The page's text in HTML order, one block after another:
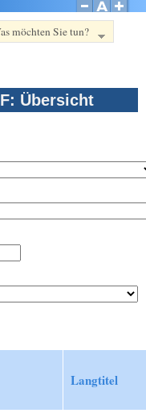
möchten Sie tun?
Übersicht
Langtitel